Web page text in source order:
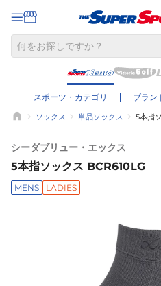
スポーツ・カテゴリ ブラン
ソックス 単品ソックス 5本指
シーダブリュー・エックス
5本指ソックス BCR610LG
MENS LADIES